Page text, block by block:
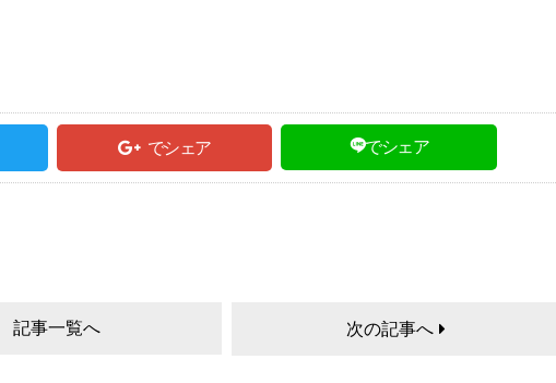
でシェア でシェア
記事一覧へ 次の記事へ